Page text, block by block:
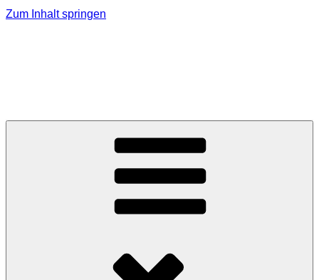
Zum Inhalt springen